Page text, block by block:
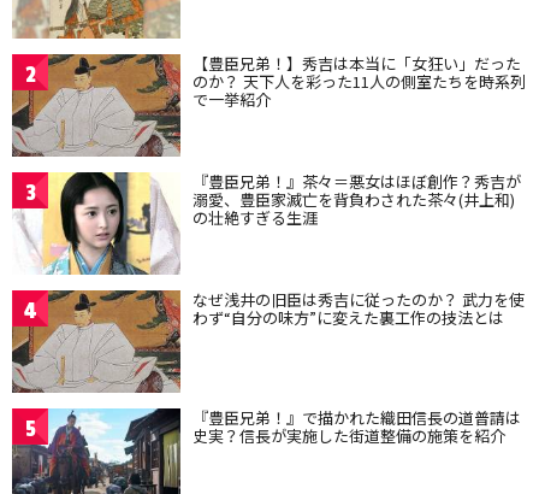
2 【豊臣兄弟！】秀吉は本当に「女狂い」だった
のか？ 天下人を彩った11人の側室たちを時系列
で一挙紹介
3 『豊臣兄弟！』茶々＝悪女はほぼ創作？秀吉が
溺愛、豊臣家滅亡を背負わされた茶々(井上和)
の壮絶すぎる生涯
4 なぜ浅井の旧臣は秀吉に従ったのか？ 武力を使
わず“自分の味方”に変えた裏工作の技法とは
5 『豊臣兄弟！』で描かれた織田信長の道普請は
史実？信長が実施した街道整備の施策を紹介